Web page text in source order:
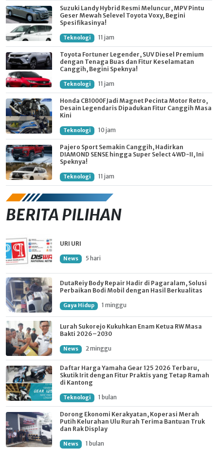
Suzuki Landy Hybrid Resmi Meluncur, MPV Pintu
Geser Mewah Selevel Toyota Voxy, Begini
Spesifikasinya!
Teknologi 11 jam
Toyota Fortuner Legender, SUV Diesel Premium
dengan Tenaga Buas dan Fitur Keselamatan
Canggih, Begini Speknya!
Teknologi 11 jam
Honda CB1000F Jadi Magnet Pecinta Motor Retro,
Desain Legendaris Dipadukan Fitur Canggih Masa
Kini
Teknologi 10 jam
Pajero Sport Semakin Canggih, Hadirkan
DIAMOND SENSE hingga Super Select 4WD-II, Ini
Speknya!
Teknologi 11 jam
BERITA PILIHAN
URI URI
News 5 hari
DutaReiy Body Repair Hadir di Pagaralam, Solusi
Perbaikan Bodi Mobil dengan Hasil Berkualitas
Gaya Hidup 1 minggu
Lurah Sukorejo Kukuhkan Enam Ketua RW Masa
Bakti 2026–2030
News 2 minggu
Daftar Harga Yamaha Gear 125 2026 Terbaru,
Skutik Irit dengan Fitur Praktis yang Tetap Ramah
di Kantong
Teknologi 1 bulan
Dorong Ekonomi Kerakyatan, Koperasi Merah
Putih Kelurahan Ulu Rurah Terima Bantuan Truk
dan Rak Display
News 1 bulan